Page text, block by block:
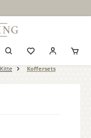
Kitte Koffersets